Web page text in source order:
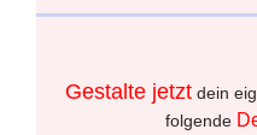
Gestalte jetztdein
folgende